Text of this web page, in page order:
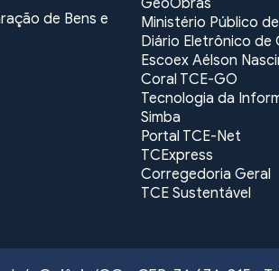
de Bens e
GeoObras
Ministério Público
Diário Eletrônico de
Escoex Aélson
Coral TCE-GO
Tecnologia da
Simba
Portal TCE-Net
TCExpress
Corregedoria Geral
TCE Sustentável